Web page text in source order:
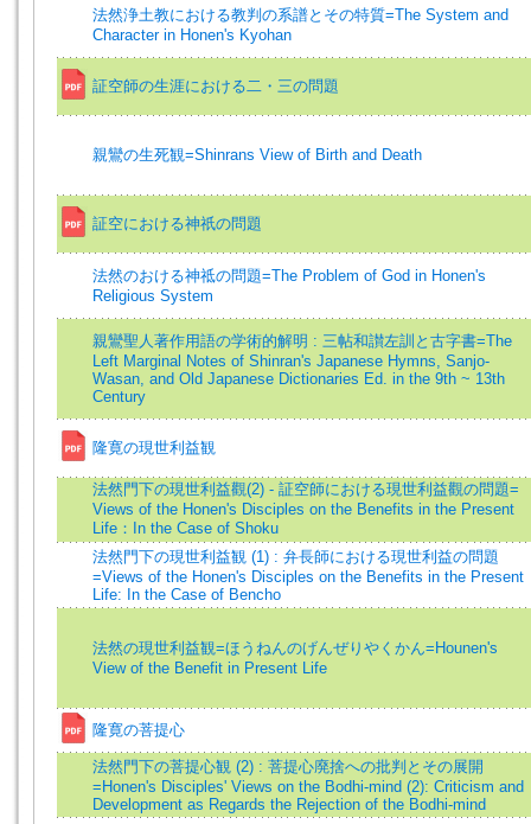
法然浄土教における教判の系譜とその特質=The System and
Character in Honen's Kyohan
証空師の生涯における二・三の問題
親鸞の生死観=Shinrans View of Birth and Death
証空における神祇の問題
法然のおける神祗の問題=The Problem of God in Honen's
Religious System
親鸞聖人著作用語の学術的解明 : 三帖和讃左訓と古字書=The
Left Marginal Notes of Shinran's Japanese Hymns, Sanjo-
Wasan, and Old Japanese Dictionaries Ed. in the 9th ~ 13th
Century
隆寛の現世利益観
法然門下の現世利益觀(2) - 証空師における現世利益觀の問題=
Views of the Honen's Disciples on the Benefits in the Present
Life：In the Case of Shoku
法然門下の現世利益観 (1) : 弁長師における現世利益の問題
=Views of the Honen's Disciples on the Benefits in the Present
Life: In the Case of Bencho
法然の現世利益観=ほうねんのげんぜりやくかん=Hounen's
View of the Benefit in Present Life
隆寛の菩提心
法然門下の菩提心観 (2) : 菩提心廃捨への批判とその展開
=Honen's Disciples' Views on the Bodhi-mind (2): Criticism and
Development as Regards the Rejection of the Bodhi-mind